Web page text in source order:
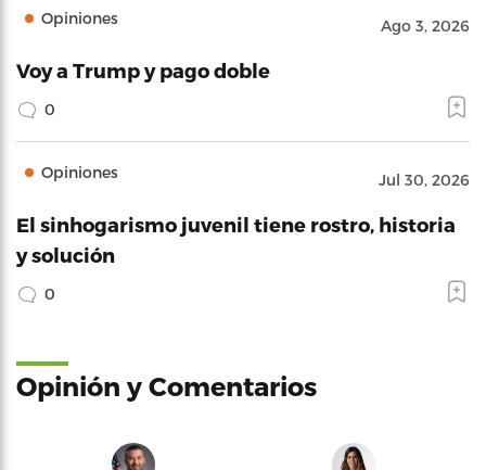
Opiniones Ago 3, 2026
Voy a Trump y pago doble
0
Opiniones Jul 30, 2026
El sinhogarismo juvenil tiene rostro, historia
y solución
0
Opinión y Comentarios